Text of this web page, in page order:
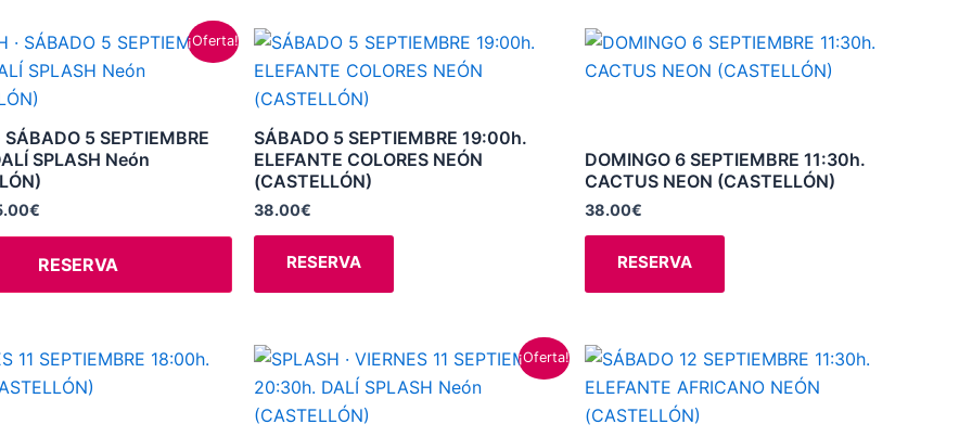
la
página
¡Oferta!
SÁBADO 5 SEPTIEMBRE
SPLASH Neón
€
El
actual
RESERVA
SÁBADO 5 SEPTIEMBRE 19:00h.
ELEFANTE COLORES NEÓN
(CASTELLÓN)
38.00€
RESERVA
Este
producto
variantes.
se
elegir
la
página
DOMINGO 6 SEPTIEMBRE 11:30h.
CACTUS NEON (CASTELLÓN)
38.00€
RESERVA
Este
producto
variantes.
Las
se
elegir
la
página
Este
producto
¡Oferta!
El
precio
original
era:
El
actual
Este
producto